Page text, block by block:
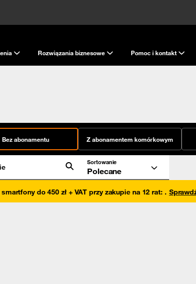
Rozwiązania biznesowe Pomoc i kontakt
Bez abonamentu Z abonamentem komórkowym
Sortowanie
Polecane
do 450 zł + VAT przy zakupie na 12 rat: .